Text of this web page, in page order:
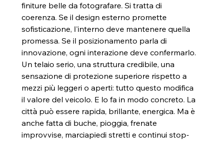
finiture belle da fotografare. Si tratta di
coerenza. Se il design esterno promette
sofisticazione, l'interno deve mantenere quella
promessa. Se il posizionamento parla di
innovazione, ogni interazione deve confermarlo.
Un telaio serio, una struttura credibile, una
sensazione di protezione superiore rispetto a
mezzi più leggeri o aperti: tutto questo modifica
il valore del veicolo. E lo fa in modo concreto. La
città può essere rapida, brillante, energica. Ma è
anche fatta di buche, pioggia, frenate
improvvise, marciapiedi stretti e continui stop-